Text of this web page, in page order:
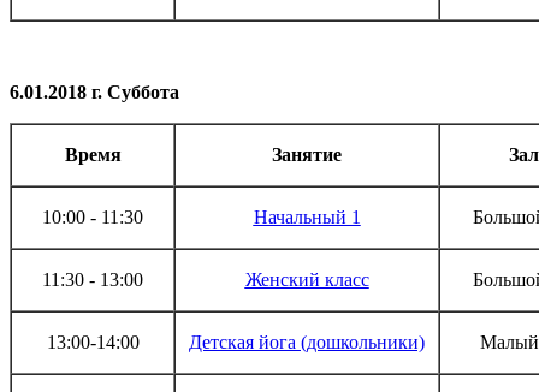
6.01.2018 г. Суббота
Время Занятие Зал
10:00 - 11:30 Начальный 1
11:30 - 13:00 Женский класс
13:00-14:00 Детская йога (дошкольники) Малый